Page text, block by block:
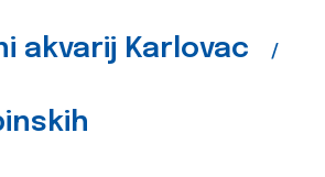
akvarij Karlovac /